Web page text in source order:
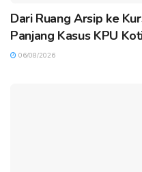
Dari Ruang Arsip ke
Panjang Kasus KPU
06/08/2026